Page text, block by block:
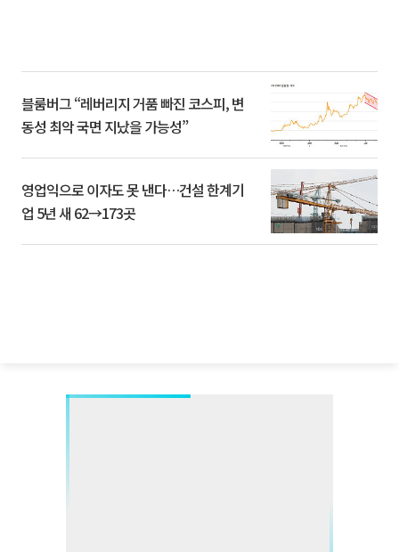
블룸버그 “레버리지 거품 빠진 코스피, 변
동성 최악 국면 지났을 가능성”
영업익으로 이자도 못 낸다…건설 한계기
업 5년 새 62→173곳